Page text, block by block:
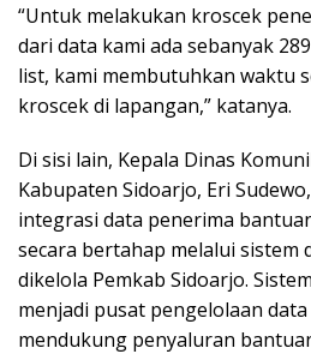
“Untuk melakukan kroscek
dari data kami ada sebanyak
list, kami membutuhkan waktu
kroscek di lapangan,” katanya.
Di sisi lain, Kepala Dinas
Kabupaten Sidoarjo, Eri
integrasi data penerima
secara bertahap melalui sistem
dikelola Pemkab Sidoarjo.
menjadi pusat pengelolaan
mendukung penyaluran